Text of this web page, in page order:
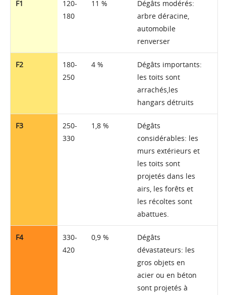
F1
120-
180
11 %
Dégâts modérés:
arbre déracine,
automobile
renverser
F2
180-
250
4 %
Dégâts importants:
les toits sont
arrachés,les
hangars détruits
F3
250-
330
1,8 %
Dégâts
considérables: les
murs extérieurs et
les toits sont
projetés dans les
airs, les forêts et
les récoltes sont
abattues.
F4
330-
420
0,9 %
Dégâts
dévastateurs: les
gros objets en
acier ou en béton
sont projetés à